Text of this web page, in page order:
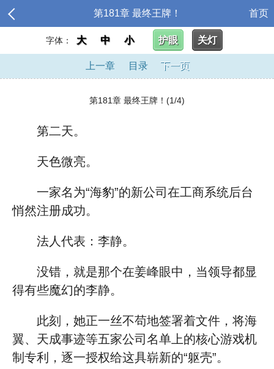
第181章 最终王牌！ 首页
字体： 大 中 小 护眼 关灯
上一章 目录 下一页
第181章 最终王牌！(1/4)
第二天。
天色微亮。
一家名为“海豹”的新公司在工商系统后台
悄然注册成功。
法人代表：李静。
没错，就是那个在姜峰眼中，当领导都显
得有些魔幻的李静。
此刻，她正一丝不苟地签署着文件，将海
翼、天成事迹等五家公司名单上的核心游戏机
制专利，逐一授权给这具崭新的“躯壳”。